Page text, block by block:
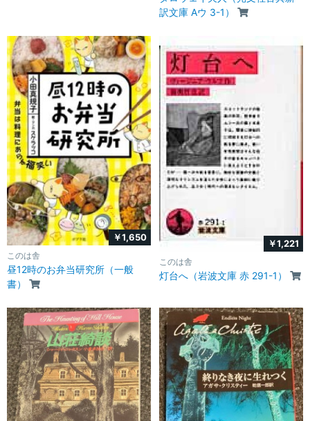
訳文庫 Aウ 3-1）
￥1,650
このは舎
昼12時のお弁当研究所（一般
書）
￥1,221
このは舎
灯台へ（岩波文庫 赤 291-1）